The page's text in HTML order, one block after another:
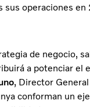
sus operaciones en
de negocio,
a potenciar el
, Director General
conforman un